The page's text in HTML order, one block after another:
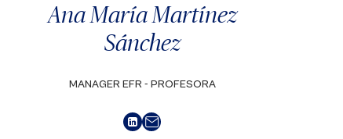
Ana María Martínez
Sánchez
MANAGER EFR - PROFESORA